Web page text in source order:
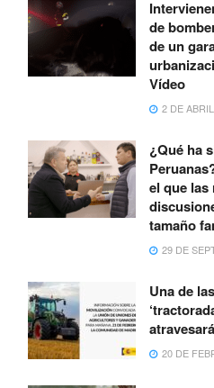
de
de un
Vídeo
2 DE
¿Qué ha
el que las
tamaño
29 DE
Una de
20 DE